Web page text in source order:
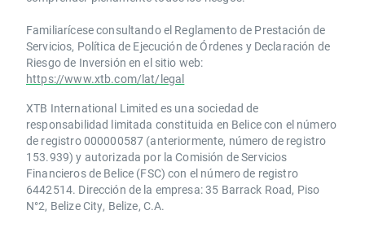
Familiarícese consultando el Reglamento de Prestación de
Servicios, Política de Ejecución de Órdenes y Declaración de
Riesgo de Inversión en el sitio web:
https://www.xtb.com/lat/legal
XTB International Limited es una sociedad de
responsabilidad limitada constituida en Belice con el número
de registro 000000587 (anteriormente, número de registro
153.939) y autorizada por la Comisión de Servicios
Financieros de Belice (FSC) con el número de registro
6442514. Dirección de la empresa: 35 Barrack Road, Piso
N°2, Belize City, Belize, C.A.